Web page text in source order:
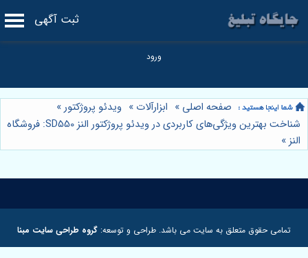
ثبت آگهی
صفحه اصلی » ابزارآلات » ویدئو پروژکتور»
شناخت بهترین ویژگی‌های کاربردی در ویدئو پروژکتور النز SD550: فروشگاه
النز»
تمامی حقوق متعلق به سایت می باشد. طراحی و توسعه: گروه طراحی سایت مبنا